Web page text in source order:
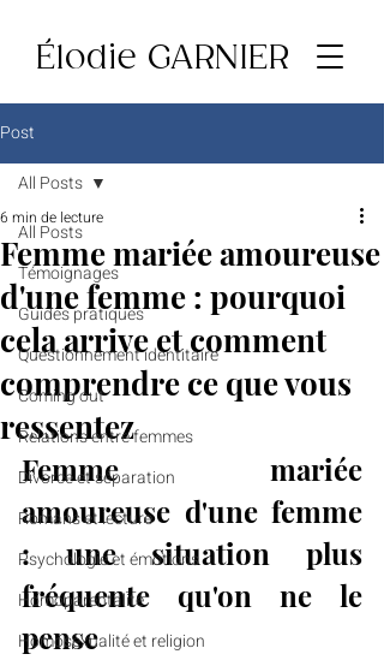
Élodie GARNIER
Post
All Posts
Témoignages
Guides pratiques
Questionnement identitaire
Coming out
Relations entre femmes
Divorce et séparation
Romans et lecture
Psychologie et émotions
Homoparentalité
Homosexualité et religion
All Posts
Femme mariée amoureuse
d'une femme : pourquoi
cela arrive et comment
comprendre ce que vous
ressentez
6 min de lecture
Femme mariée
amoureuse d'une femme
: une situation plus
fréquente qu'on ne le
pense